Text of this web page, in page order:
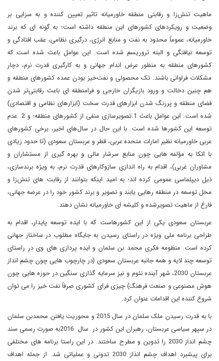
ماهیت تنش‌زا و رقابتی منطقه خاورمیانه تاثیر تعیین کننده و به سزایی بر
وضعیت و رویکردهای کشورهای این منطقه داشته است؛ به گونه ای که برند
خاورمیانه، عموماً محدود به نفت و منابع انرژی، درگیری نظامی، عقب افتادگی و
توسعه نیافتگی و البته تروریسم شده است. این عوامل باعث شده است که
کشورهای منطقه به منظور عرض اندام جهانی و به کارگیری قدرت نرم، دچار
مشکلات فراوانی باشند. تک محصولی و نفت‌خیز بودن عمده کشورهای منطقه و
هم چنین دخالت و ورود بازیگران خارجی و فرامنطقه ای باعث رقابتی‌تر شدن
فضای منطقه و پررنگ شدن ابزارهای قدرت سخت (ابزارهای نظامی و اقتصادی)
شده است. این عوامل باعث 1.تصویرسازی منفی از کشورهای منطقه؛ و 2. عدم
توسعه این کشورها شده است. با این حال در سال‌های اخیر، برخی کشورهای
عربی خاورمیانه‌ نظیر امارات متحده عربی، قطر و عربستان سعودی (تا حدود زیادی
با اتکا به مؤلفه هایی چون منابع سرشار مالی و بهره گیری از مستشاران و
مشاوران غربی)، اقدام به راه اندازی سازوکارهای قدرت نرم، به ویژه برندسازی،
ذیل دیپلماسی عمومی کرده اند؛ به امید اینکه بتوانند از رقابت های تنش‌زا و
مخل توسعه در منطقه رهایی یابند و تصویر و برند کشور خود را در عرصه جهانی،
فارغ از ماهیت تصویرشده و کلیشه ای خاورمیانه نشان دهند.
عربستان سعودی یکی از این کشورهاست که با ایده توسعه پایدار، اقدام به
طراحی برنامه ملی ویژه در راستای رسیدن به جایگاه مطلوب در ساختار جهانی
کرده است. منظومه فکری محمد بن سلمان و ایده پردازی های وی در راستای
توسعه چند لایه و همه جانبه عربستان سعودی (در چارچوب هایی چون چشم انداز
عربستان 2030، شهر آینده نئوم و نیز سرمایه گذاری سنگین در حوزه هایی چون
هوش مصنوعی و صنعت فرهنگ) چیزی فرای کشوری صرفاً نفت خیز را می توان
شروع کننده این اقدامات عنوان کرد.
با به قدرت رسیدن ملک سلمان در سال 2015 و محوریت یافتن محمدبن سلمان
در سپهر سیاسی عربستان، رهبران این کشور در سال 2016به صورت رسمی سند
چشم انداز 2030 را تدوین و مطرح ساختند. در این راستا برنامه های مختلفی
برای پیشبرد اهداف چشم انذاز 2030 تدونی و عملیاتی شد. از جمله اهداف